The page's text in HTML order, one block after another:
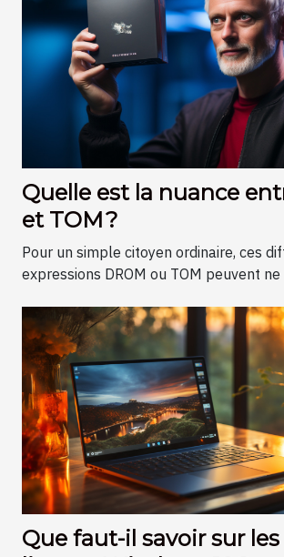
Quelle est la nuance
et TOM ?
Pour un simple citoyen ordinaire, ces
expressions DROM ou TOM peuvent ne
Que faut-il savoir sur les